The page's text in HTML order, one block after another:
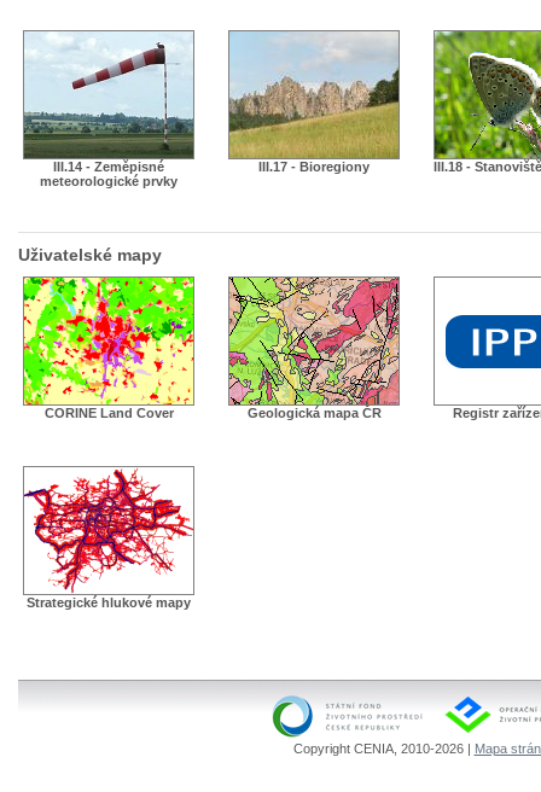
III.14 - Zeměpisné
meteorologické prvky
III.17 - Bioregiony III.18 -
Uživatelské mapy
CORINE Land Cover Geologická mapa ČR Registr
Strategické hlukové mapy
Copyright CENIA, 2010-2026 | Mapa